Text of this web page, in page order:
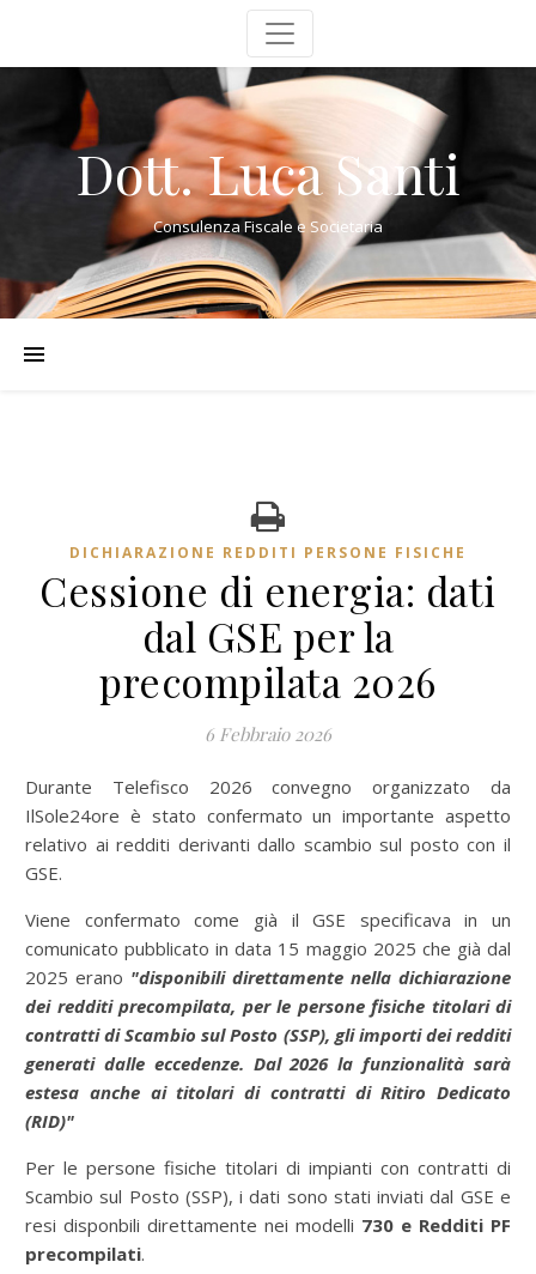
Dott. Luca Santi
Consulenza Fiscale e Societaria
DICHIARAZIONE REDDITI PERSONE FISICHE
Cessione di energia: dati
dal GSE per la
precompilata 2026
6 Febbraio 2026
Durante Telefisco 2026 convegno organizzato da
IlSole24ore è stato confermato un importante aspetto
relativo ai redditi derivanti dallo scambio sul posto con il
GSE.
Viene confermato come già il GSE specificava in un
comunicato pubblicato in data 15 maggio 2025 che già dal
2025 erano "disponibili direttamente nella dichiarazione
dei redditi precompilata, per le persone fisiche titolari di
contratti di Scambio sul Posto (SSP), gli importi dei redditi
generati dalle eccedenze. Dal 2026 la funzionalità sarà
estesa anche ai titolari di contratti di Ritiro Dedicato
(RID)"
Per le persone fisiche titolari di impianti con contratti di
Scambio sul Posto (SSP), i dati sono stati inviati dal GSE e
resi disponbili direttamente nei modelli 730 e Redditi PF
precompilati.